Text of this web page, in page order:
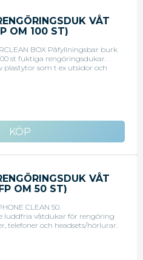
VÅT
OM 100 ST)
BOX Påfyllningsbar burk
st fuktiga rengöringsdukar.
plastytor som t ex utsidor och
nedbrytbara.
VÅT
OM 50 ST)
CLEAN 50.
luddfria våtdukar för rengöring
telefoner och headsets/hörlurar.